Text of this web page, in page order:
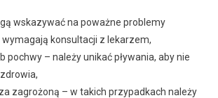
wskazywać na poważne problemy
konsultacji z lekarzem,
pochwy – należy unikać pływania, aby nie
zagrożoną – w takich przypadkach należy